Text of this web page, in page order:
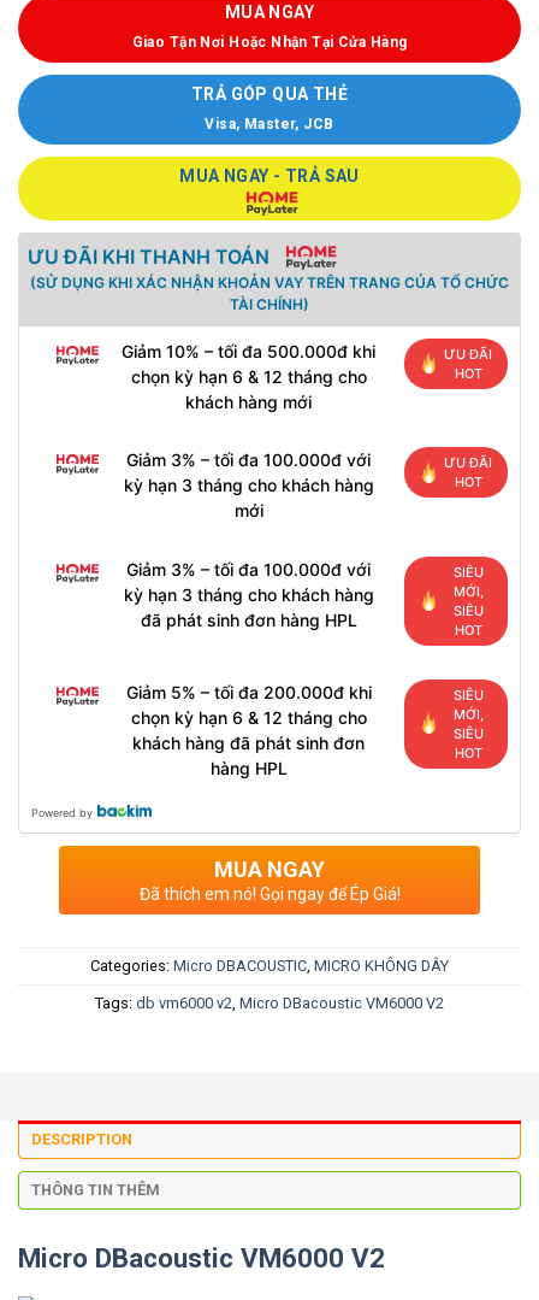
MUA NGAY
Giao Tận Nơi Hoặc Nhận Tại Cửa Hàng
TRẢ GÓP QUA THẺ
Visa, Master, JCB
MUA NGAY - TRẢ SAU
ƯU ĐÃI KHI THANH TOÁN
(SỬ DỤNG KHI XÁC NHẬN KHOẢN VAY TRÊN TRANG CỦA TỔ CHỨC
TÀI CHÍNH)
Giảm 10% – tối đa 500.000đ khi
chọn kỳ hạn 6 & 12 tháng cho
khách hàng mới
ƯU ĐÃI
HOT
Giảm 3% – tối đa 100.000đ với
kỳ hạn 3 tháng cho khách hàng
mới
ƯU ĐÃI
HOT
Giảm 3% – tối đa 100.000đ với
kỳ hạn 3 tháng cho khách hàng
đã phát sinh đơn hàng HPL
SIÊU
MỚI,
SIÊU
HOT
Giảm 5% – tối đa 200.000đ khi
chọn kỳ hạn 6 & 12 tháng cho
khách hàng đã phát sinh đơn
hàng HPL
SIÊU
MỚI,
SIÊU
HOT
Powered by
MUA NGAY
Đã thích em nó! Gọi ngay để Ép Giá!
Categories: Micro DBACOUSTIC MICRO KHÔNG DÂY
Tags: db vm6000 v2 Micro DBacoustic VM6000 V2
DESCRIPTION
THÔNG TIN THÊM
Micro DBacoustic VM6000 V2